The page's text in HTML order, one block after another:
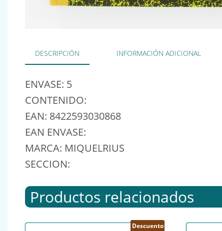
DESCRIPCIÓN INFORMACIÓN ADICIONAL
ENVASE: 5
CONTENIDO:
EAN: 8422593030868
EAN ENVASE:
MARCA: MIQUELRIUS
SECCION:
Productos relacionados
Descuento